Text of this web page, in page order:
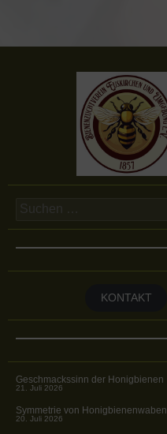
Suchen
nach:
KONTAKT
Geschmackssinn der Honigbienen
21. Juli 2026
Symmetrie von Honigbienenwaben
20. Juli 2026